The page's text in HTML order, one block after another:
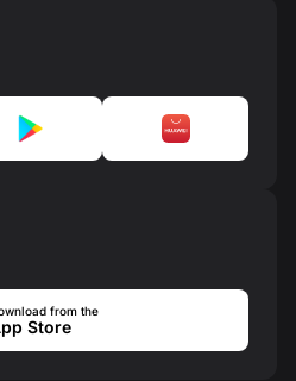
from the
Store